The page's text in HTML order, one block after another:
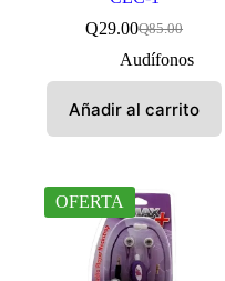
Q85.00
El
precio
original
Q85.00.
Q29.00El
precio
actual
Q29.00.
Audífonos
Añadir al carrito
OFERTA